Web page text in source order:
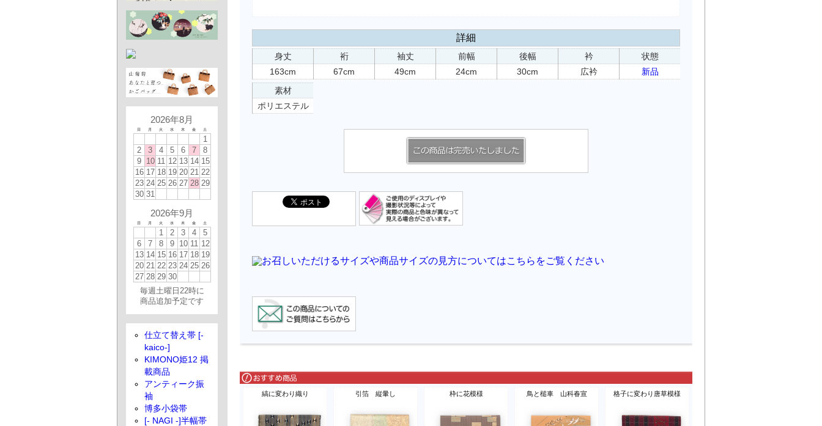
詳細
身丈
163cm
裄
67cm
袖丈
49cm
前幅
24cm
後幅
30cm
衿
広衿
状態
新品
素材
ポリエステル
縞に変わり織り 引箔 縦暈し 枠に花模様 鳥と槌車 山科春宣 格子に変わり唐草模様
2026年8月
日 月 火 水 木 金 土
1
2
3 4 5 6 7
8
9 10 11 12 13 14 15
16 17 18 19 20 21 22
23 24 25 26 27 28 29
30 31
2026年9月
日 月 火 水 木 金 土
1 2 3 4
5
6
7 8 9 10 11 12
13 14 15 16 17 18 19
20 21 22 23 24 25 26
27 28 29 30
毎週土曜日22時に
商品追加予定です
仕立て替え帯 [-
kaico-]
KIMONO姫12 掲
載商品
アンティーク振
袖
博多小袋帯
[- NAGI -]半幅帯